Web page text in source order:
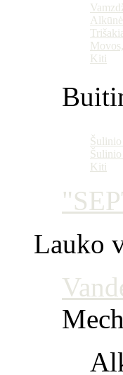
Kiti
Šulinio
Šulinio
Kiti
Lauko